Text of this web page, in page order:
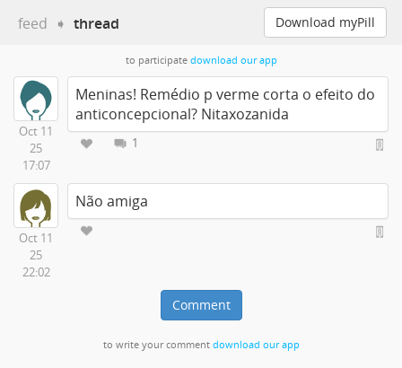
feed ➧ thread Download myPill
to participate download our app
Oct 11
25
17:07
Meninas! Remédio p verme corta o efeito do
anticoncepcional? Nitaxozanida
1
Oct 11
25
22:02
Não amiga
Comment
to write your comment download our app